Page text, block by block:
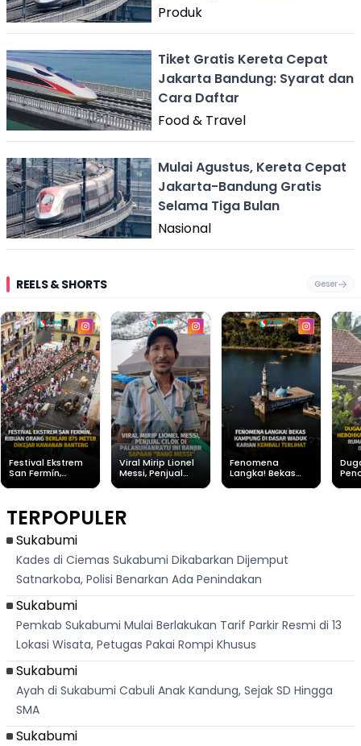
Produk
Tiket Gratis Kereta Cepat
Jakarta Bandung: Syarat dan
Cara Daftar
Food & Travel
Mulai Agustus, Kereta Cepat
Jakarta-Bandung Gratis
Selama Tiga Bulan
Nasional
REELS & SHORTS Geser
Festival Ekstrem
San Fermín,
Banteng
Viral Mirip Lionel
Messi, Penjual
"Bang Messi"
Fenomena
Langka! Bekas
TERPOPULER
Sukabumi
Kades di Ciemas Sukabumi Dikabarkan Dijemput
Satnarkoba, Polisi Benarkan Ada Penindakan
Sukabumi
Pemkab Sukabumi Mulai Berlakukan Tarif Parkir Resmi di 13
Lokasi Wisata, Petugas Pakai Rompi Khusus
Sukabumi
Ayah di Sukabumi Cabuli Anak Kandung, Sejak SD Hingga
SMA
Sukabumi